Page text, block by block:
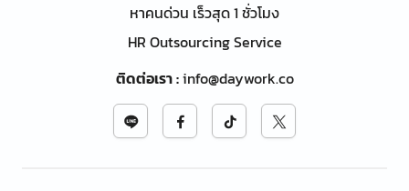
หาคนด่วน เร็วสุด 1 ชั่วโมง
HR Outsourcing Service
ติดต่อเรา:info@daywork.co